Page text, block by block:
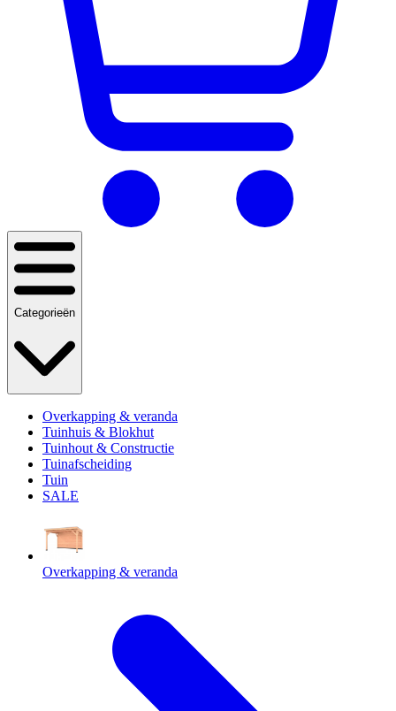
Categorieën
Overkapping & veranda
Tuinhuis & Blokhut
Tuinhout & Constructie
Tuinafscheiding
Tuin
SALE
Overkapping & veranda